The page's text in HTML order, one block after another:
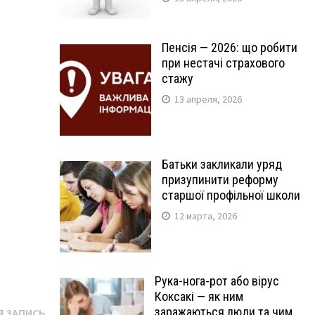
Пенсія — 2026: що робити
при нестачі страхового
стажу
13 апреля, 2026
Батьки закликали уряд
призупинити реформу
старшої профільної школи
12 марта, 2026
Рука-нога-рот або вірус
Коксакі — як ним
заражаються люди та чим